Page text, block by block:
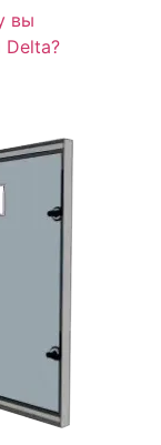
вы
Delta?